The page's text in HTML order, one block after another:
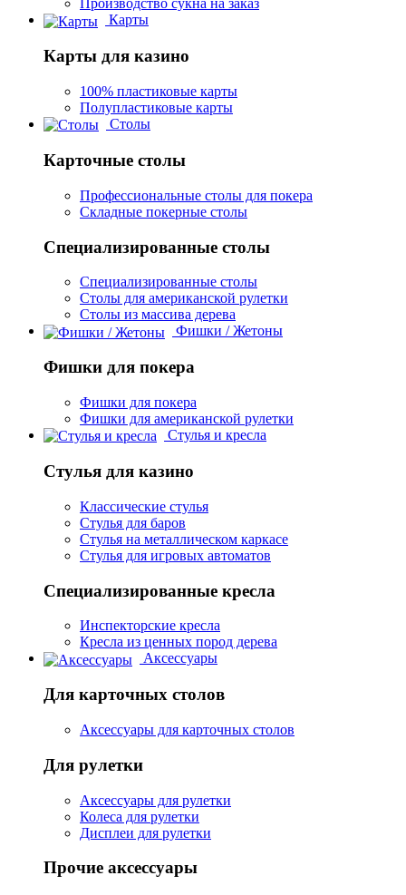
Производство сукна на заказ
Карты
Карты для казино
100% пластиковые карты
Полупластиковые карты
Столы
Карточные столы
Профессиональные столы для покера
Складные покерные столы
Специализированные столы
Специализированные столы
Столы для американской рулетки
Столы из массива дерева
Фишки / Жетоны
Фишки для покера
Фишки для покера
Фишки для американской рулетки
Стулья и кресла
Стулья для казино
Классические стулья
Стулья для баров
Стулья на металлическом каркасе
Стулья для игровых автоматов
Специализированные кресла
Инспекторские кресла
Кресла из ценных пород дерева
Аксессуары
Для карточных столов
Аксессуары для карточных столов
Для рулетки
Аксессуары для рулетки
Колеса для рулетки
Дисплеи для рулетки
Прочие аксессуары